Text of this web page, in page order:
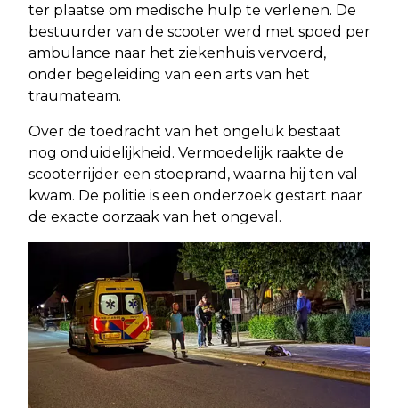
ter plaatse om medische hulp te verlenen. De
bestuurder van de scooter werd met spoed per
ambulance naar het ziekenhuis vervoerd,
onder begeleiding van een arts van het
traumateam.
Over de toedracht van het ongeluk bestaat
nog onduidelijkheid. Vermoedelijk raakte de
scooterrijder een stoeprand, waarna hij ten val
kwam. De politie is een onderzoek gestart naar
de exacte oorzaak van het ongeval.